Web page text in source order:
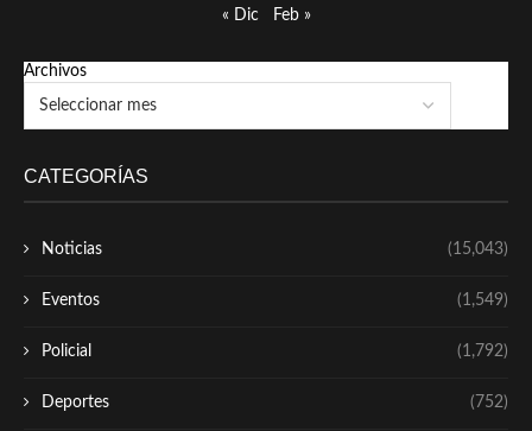
« Dic Feb »
Archivos
CATEGORÍAS
Noticias (15,043)
Eventos (1,549)
Policial (1,792)
Deportes (752)